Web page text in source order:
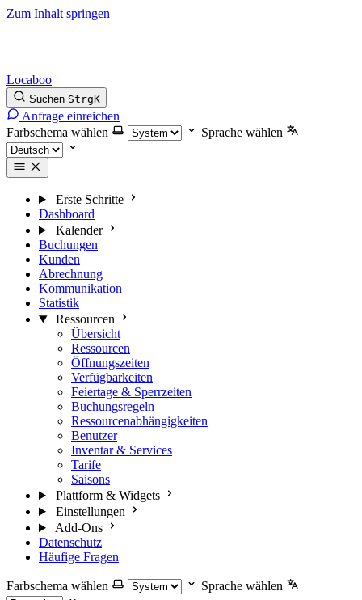
Zum Inhalt springen
Locaboo
Suchen StrgK
Anfrage einreichen
Farbschema wählen
Sprache wählen
Erste Schritte
Dashboard
Kalender
Buchungen
Kunden
Abrechnung
Kommunikation
Statistik
Ressourcen
Übersicht
Ressourcen
Öffnungszeiten
Verfügbarkeiten
Feiertage & Sperrzeiten
Buchungsregeln
Ressourcenabhängigkeiten
Benutzer
Inventar & Services
Tarife
Saisons
Plattform & Widgets
Einstellungen
Add-Ons
Datenschutz
Häufige Fragen
Farbschema wählen Sprache wählen